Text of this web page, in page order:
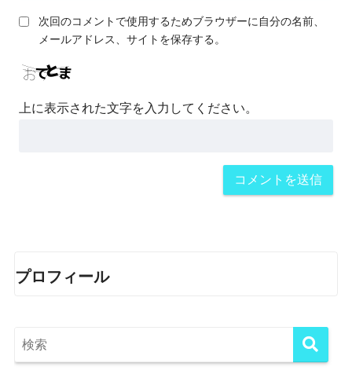
次回のコメントで使用するためブラウザーに自分の名前、
メールアドレス、サイトを保存する。
上に表示された文字を入力してください。
プロフィール